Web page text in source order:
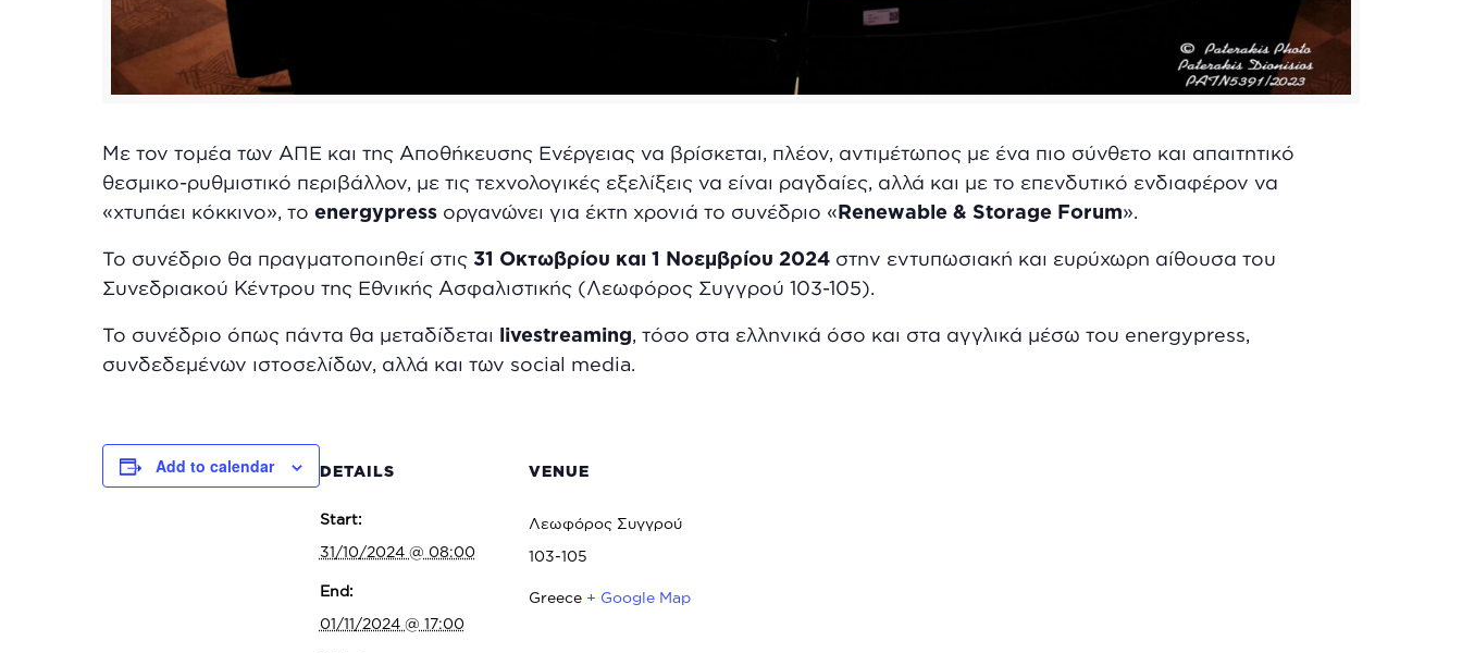
Με τον τομέα των ΑΠΕ και της Αποθήκευσης Ενέργειας να βρίσκεται, πλέον, αντιμέτωπος με ένα πιο σύνθετο και απαιτητικό
θεσμικο-ρυθμιστικό περιβάλλον, με τις τεχνολογικές εξελίξεις να είναι ραγδαίες, αλλά και με το επενδυτικό ενδιαφέρον να
«χτυπάει κόκκινο», το energypressοργανώνει για έκτη χρονιά το συνέδριο «Renewable & Storage Forum».
Το συνέδριο θα πραγματοποιηθεί στις 31 Οκτωβρίου και 1 Νοεμβρίου 2024στην εντυπωσιακή και ευρύχωρη αίθουσα του
Συνεδριακού Κέντρου της Εθνικής Ασφαλιστικής (Λεωφόρος Συγγρού 103-105).
Το συνέδριο όπως πάντα θα μεταδίδεται livestreaming, τόσο στα ελληνικά όσο και στα αγγλικά μέσω του energypress,
συνδεδεμένων ιστοσελίδων, αλλά και των social media.
Add to calendar DETAILS
Start:
31/10/2024 @ 08:00
End:
01/11/2024 @ 17:00
VENUE
Λεωφόρος Συγγρού
103-105
Greece + Google Map